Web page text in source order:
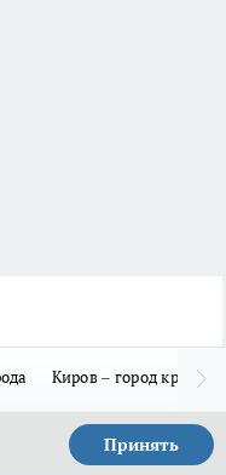
Киров – город
Принять